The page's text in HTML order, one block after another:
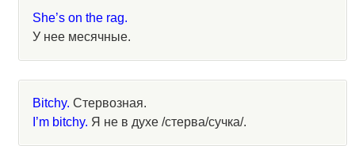
She’s on the rag.
У нее месячные.
Bitchy. Стервозная.
I’m bitchy. Я не в духе /стерва/сучка/.